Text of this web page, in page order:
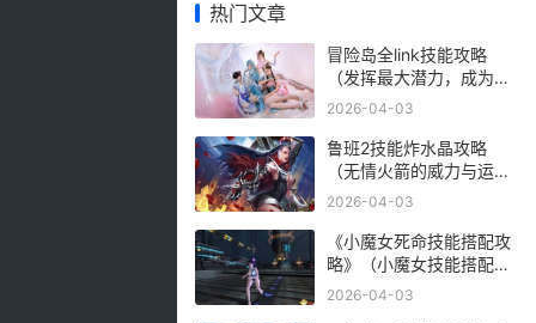
热门文章
冒险岛全link技能攻略
（发挥最大潜力，成为无
敌冒险家！）
2026-04-03
鲁班2技能炸水晶攻略
（无情火箭的威力与运用
技巧）
2026-04-03
《小魔女死命技能搭配攻
略》（小魔女技能搭配攻
略，让你成为致胜利
2026-04-03